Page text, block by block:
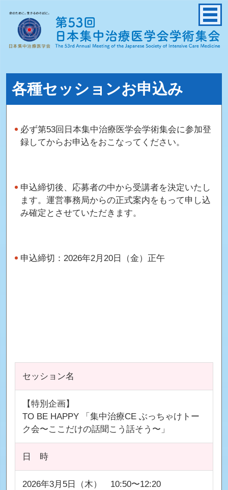
各種セッションお申込み
必ず第53回日本集中治療医学会学術集会に参加登
録してからお申込をおこなってください。
申込締切後、応募者の中から受講者を決定いたし
ます。運営事務局からの正式案内をもって申し込
み確定とさせていただきます。
申込締切：2026年2月20日（金）正午
セッション名
【特別企画】
TO BE HAPPY 「集中治療CE ぶっちゃけトー
ク会〜ここだけの話聞こう話そう〜」
日 時
2026年3月5日（木） 10:50〜12:20